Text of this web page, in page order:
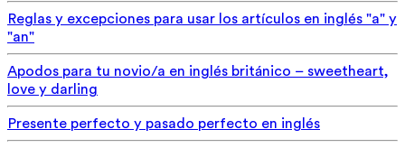
Reglas y excepciones para usar los artículos en inglés "a" y
"an"
Apodos para tu novio/a en inglés británico – sweetheart,
love y darling
Presente perfecto y pasado perfecto en inglés